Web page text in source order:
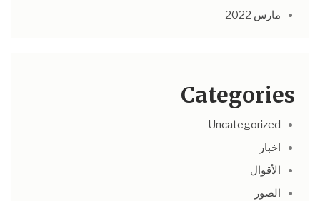
مارس 2022
Categories
Uncategorized
اخبار
الأقوال
الصور